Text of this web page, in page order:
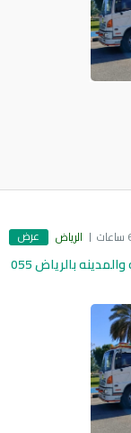
الرياض عرض
حقين نقل عفش داخل بالرياض جده مكه والمدينه بالرياض 055